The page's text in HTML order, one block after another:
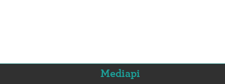
Mediapi